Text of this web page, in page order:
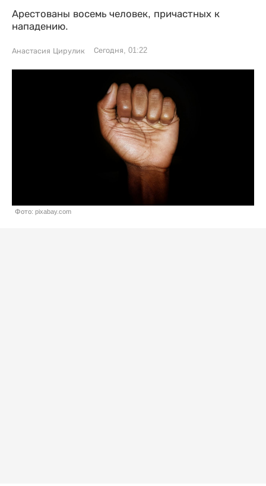
Арестованы восемь человек, причастных к
нападению.
Анастасия Цирулик Сегодня, 01:22
Фото: pixabay.com